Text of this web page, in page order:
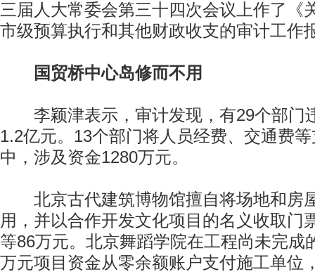
三届人大常委会第三十四次会议上作了《
市级预算执行和其他财政收支的审计工作
国贸桥中心岛修而不用
李颖津表示，审计发现，有29个部门
1.2亿元。13个部门将人员经费、交通费
中，涉及资金1280万元。
北京古代建筑博物馆擅自将场地和房
用，并以合作开发文化项目的名义收取门
等86万元。北京舞蹈学院在工程尚未完成
万元项目资金从零余额账户支付施工单位